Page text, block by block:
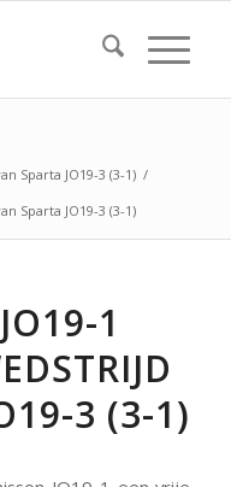
Sparta JO19-3 (3-1) /
Sparta JO19-3 (3-1)
1
3 (3-1)